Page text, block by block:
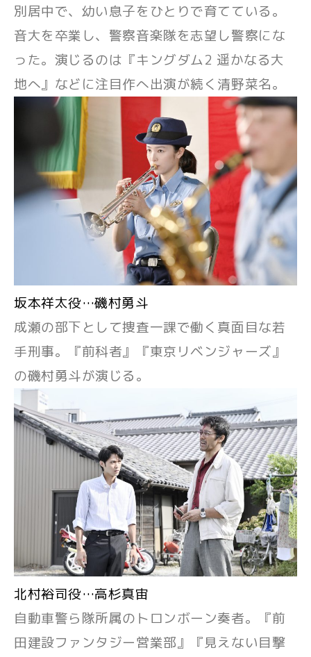
別居中で、幼い息子をひとりで育てている。
音大を卒業し、警察音楽隊を志望し警察にな
った。演じるのは『キングダム2 遥かなる大
地へ』などに注目作へ出演が続く清野菜名。
坂本祥太役…磯村勇斗
成瀬の部下として捜査一課で働く真面目な若
手刑事。『前科者』『東京リベンジャーズ』
の磯村勇斗が演じる。
北村裕司役…高杉真宙
自動車警ら隊所属のトロンボーン奏者。『前
田建設ファンタジー営業部』『見えない目撃